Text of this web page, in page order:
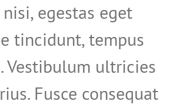
egestas eget
tincidunt, tempus
Vestibulum ultricies
Fusce consequat